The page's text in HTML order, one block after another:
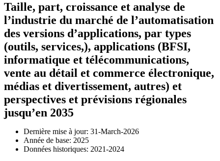
Taille, part, croissance et analyse de
l’industrie du marché de l’automatisation
des versions d’applications, par types
(outils, services,), applications (BFSI,
informatique et télécommunications,
vente au détail et commerce électronique,
médias et divertissement, autres) et
perspectives et prévisions régionales
jusqu’en 2035
Dernière mise à jour: 31-March-2026
Année de base: 2025
Données historiques: 2021-2024